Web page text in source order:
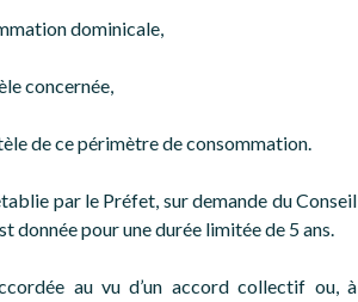
dominicale,
concernée,
de ce périmètre de consommation.
par le Préfet, sur demande du Conseil
donnée pour une durée limitée de 5 ans.
au vu d’un accord collectif ou, à